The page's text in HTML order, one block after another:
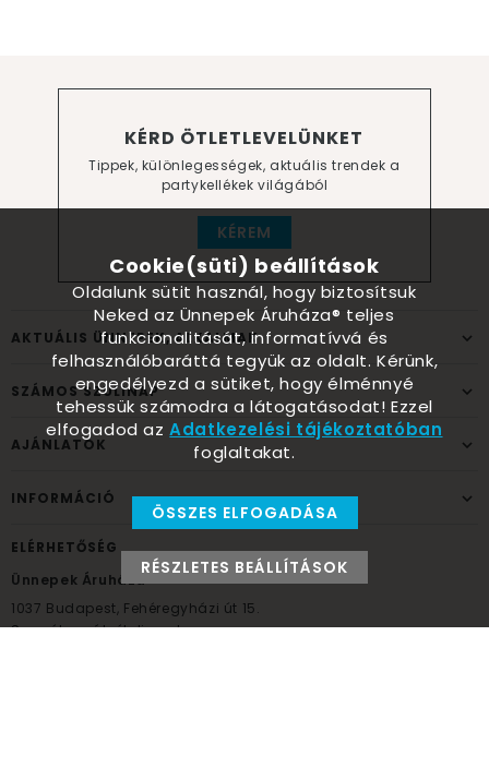
KÉRD ÖTLETLEVELÜNKET
Tippek, különlegességek, aktuális trendek a
partykellékek világából
KÉREM
AKTUÁLIS ÜNNEPEK, ALKALMAK
SZÁMOS SZÜLINAP
AJÁNLATOK
INFORMÁCIÓ
ELÉRHETŐSÉG
Ünnepek Áruháza
1037 Budapest, Fehéregyházi út 15.
Személyes átvételi pont
Cookie(süti) beállítások
Oldalunk sütit használ, hogy biztosítsuk
Neked az Ünnepek Áruháza® teljes
funkcionalitását, informatívvá és
felhasználóbaráttá tegyük az oldalt. Kérünk,
engedélyezd a sütiket, hogy élménnyé
tehessük számodra a látogatásodat! Ezzel
elfogadod azAdatkezelési tájékoztatóban
foglaltakat.
ÖSSZES ELFOGADÁSA
RÉSZLETES BEÁLLÍTÁSOK